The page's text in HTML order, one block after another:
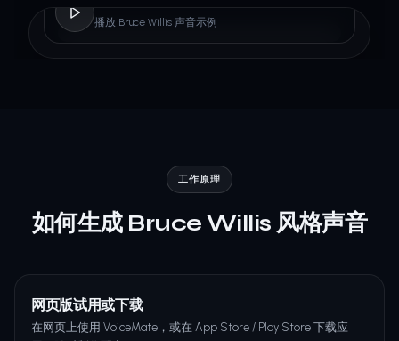
播放 Bruce Willis 声音示例
工作原理
如何生成 Bruce Willis 风格声音
网页版试用或下载
在网页上使用 VoiceMate，或在 App Store / Play Store 下载应